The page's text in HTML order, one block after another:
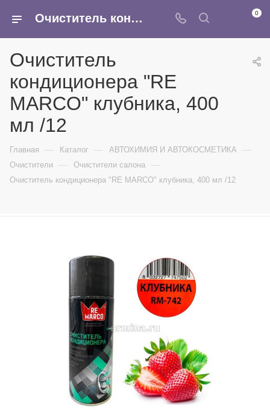
Очиститель кондиционера "RE MARCO" клубника, 400 мл /12 - купить в интернет-магазине Армина 0
Очиститель
кондиционера "RE
MARCO" клубника, 400
мл /12
Главная — Каталог — АВТОХИМИЯ И АВТОКОСМЕТИКА —
Очистители — Очистители салона —
Очиститель кондиционера "RE MARCO" клубника, 400 мл /12